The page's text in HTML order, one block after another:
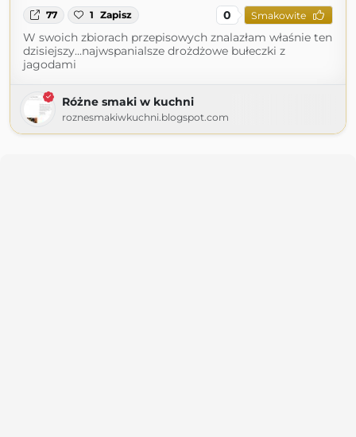
77 1 Zapisz 0 Smakowite
W swoich zbiorach przepisowych znalazłam właśnie ten
dzisiejszy...najwspanialsze drożdżowe bułeczki z
jagodami
Różne smaki w kuchni
roznesmakiwkuchni.blogspot.com